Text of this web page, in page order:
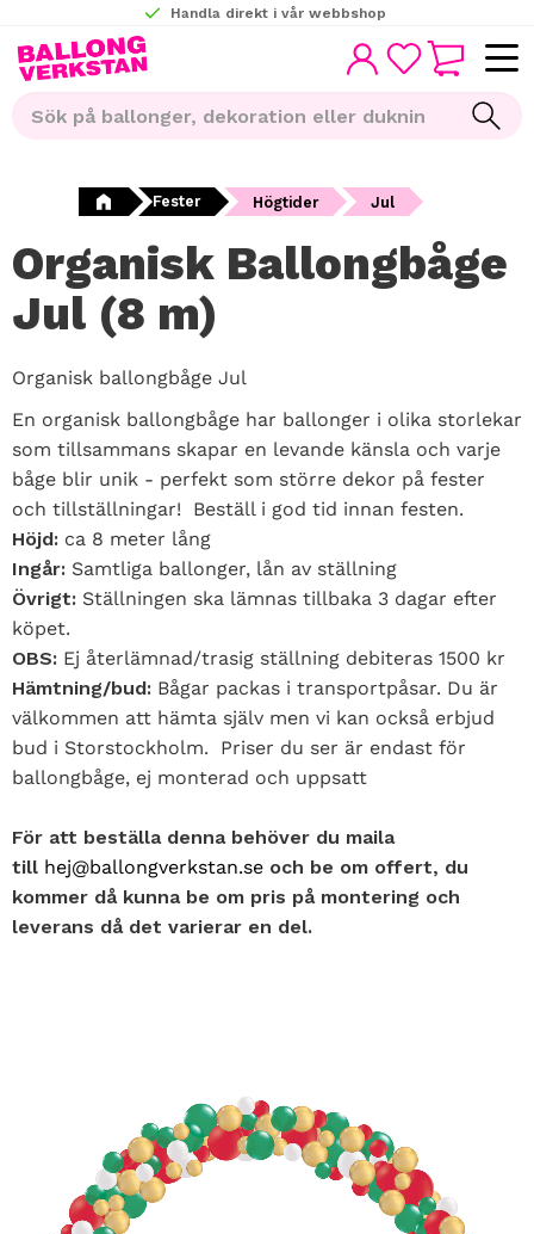
Meny
Handla direkt i vår webbshop
FAVORITER
KUNDVAGN
Fester Högtider Jul
Organisk Ballongbåge
Jul (8 m)
Organisk ballongbåge Jul
En organisk ballongbåge har ballonger i olika storlekar
som tillsammans skapar en levande känsla och varje
båge blir unik - perfekt som större dekor på fester
och tillställningar! Beställ i god tid innan festen.
Höjd: ca 8 meter lång
Ingår: Samtliga ballonger, lån av ställning
Övrigt: Ställningen ska lämnas tillbaka 3 dagar efter
köpet.
OBS: Ej återlämnad/trasig ställning debiteras 1500 kr
Hämtning/bud: Bågar packas i transportpåsar. Du är
välkommen att hämta själv men vi kan också erbjud
bud i Storstockholm. Priser du ser är endast för
ballongbåge, ej monterad och uppsatt
För att beställa denna behöver du maila
till hej@ballongverkstan.se och be om offert, du
kommer då kunna be om pris på montering och
leverans då det varierar en del.